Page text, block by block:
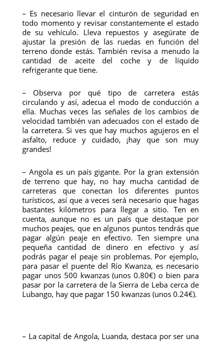
– Es necesario llevar el cinturón de seguridad en
todo momento y revisar constantemente el estado
de su vehículo. Lleva repuestos y asegúrate de
ajustar la presión de las ruedas en función del
terreno donde estás. También revisa a menudo la
cantidad de aceite del coche y de líquido
refrigerante que tiene.
– Observa por qué tipo de carretera estás
circulando y así, adecua el modo de conducción a
ella. Muchas veces las señales de los cambios de
velocidad también van adecuados con el estado de
la carretera. Si ves que hay muchos agujeros en el
asfalto, reduce y cuidado, ¡hay que son muy
grandes!
– Angola es un país gigante. Por la gran extensión
de terreno que hay, no hay mucha cantidad de
carreteras que conectan los diferentes puntos
turísticos, así que a veces será necesario que hagas
bastantes kilómetros para llegar a sitio. Ten en
cuenta, aunque no es un país que destaque por
muchos peajes, que en algunos puntos tendrás que
pagar algún peaje en efectivo. Ten siempre una
pequeña cantidad de dinero en efectivo y así
podrás pagar el peaje sin problemas. Por ejemplo,
para pasar el puente del Río Kwanza, es necesario
pagar unos 500 kwanzas (unos 0.80€) o bien para
pasar por la carretera de la Sierra de Leba cerca de
Lubango, hay que pagar 150 kwanzas (unos 0.24€).
– La capital de Angola, Luanda, destaca por ser una